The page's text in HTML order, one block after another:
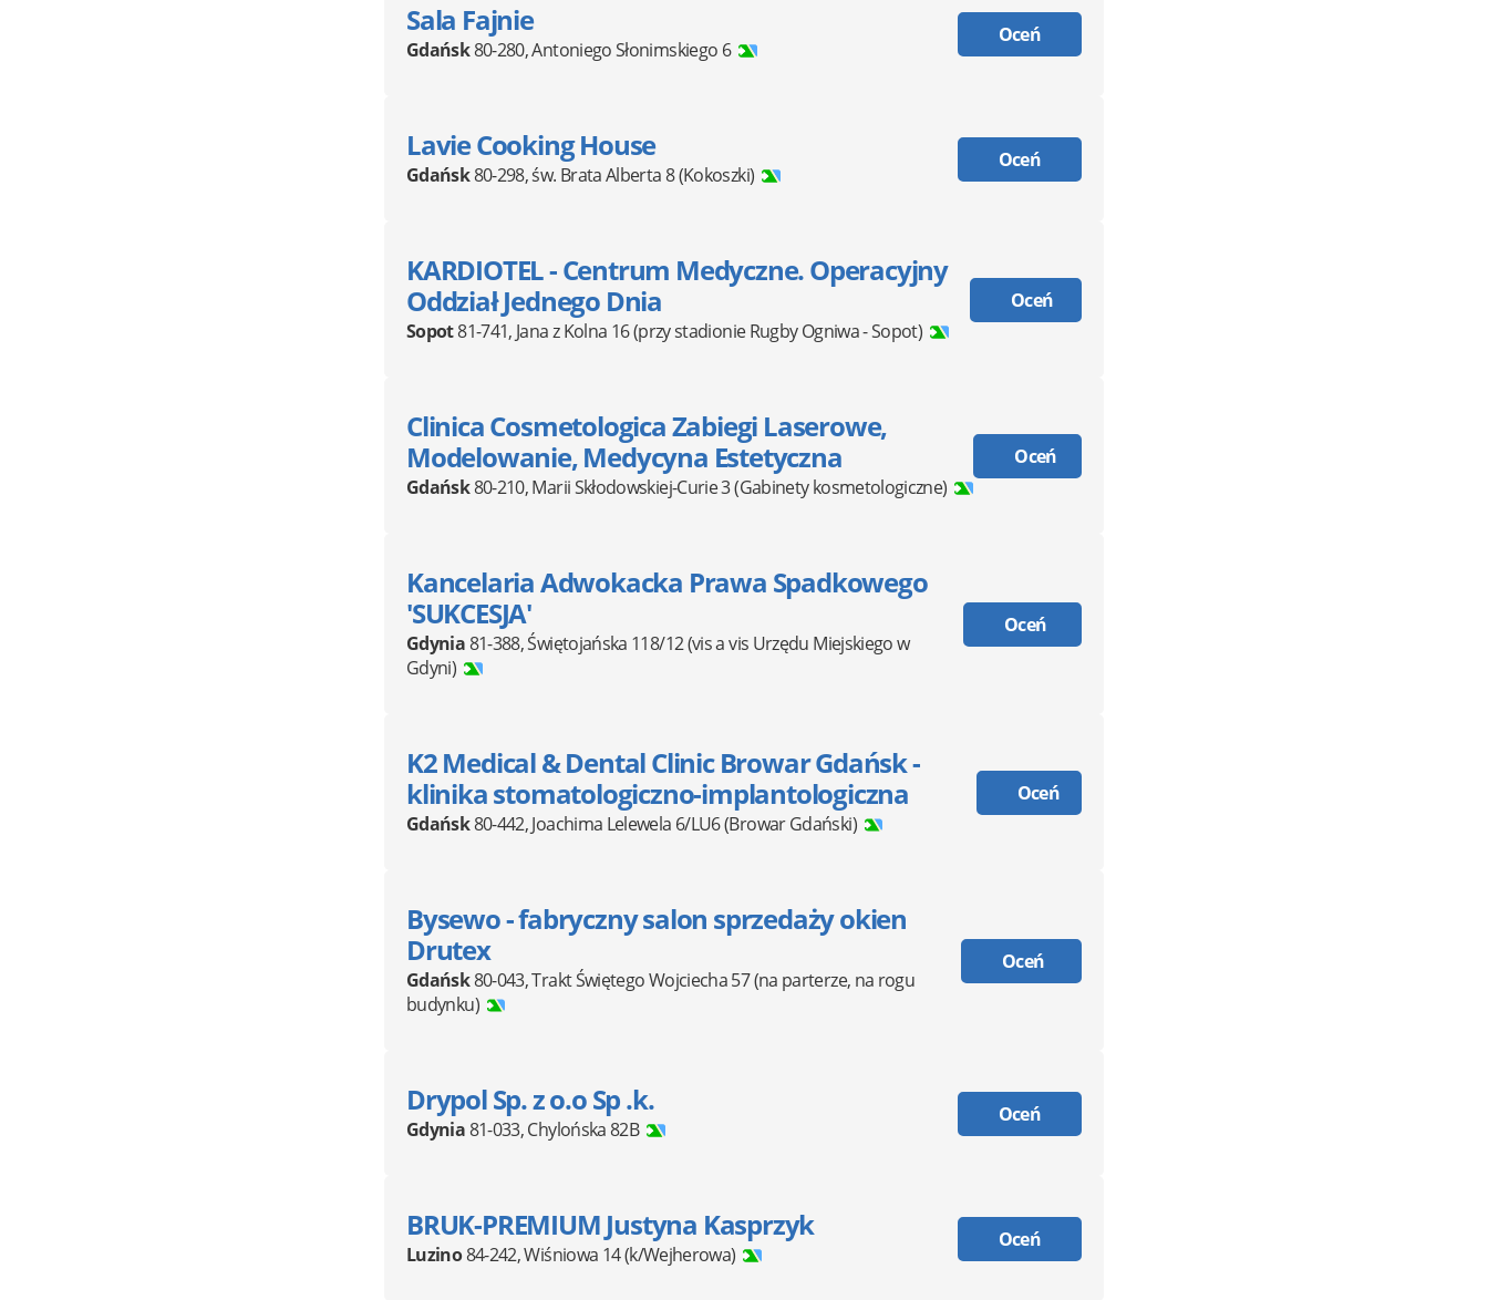
Sala Fajnie
Gdańsk80-280,Antoniego Słonimskiego 6
Oceń
Lavie Cooking House
Gdańsk80-298,św. Brata Alberta 8(Kokoszki)
Oceń
KARDIOTEL - Centrum Medyczne. Operacyjny
Oddział Jednego Dnia
Sopot81-741, Jana z Kolna 16(przy stadionie Rugby Ogniwa - Sopot)
Oceń
Clinica Cosmetologica Zabiegi Laserowe,
Modelowanie, Medycyna Estetyczna
Gdańsk80-210,Marii Skłodowskiej-Curie 3(Gabinety kosmetologiczne)
Oceń
Kancelaria Adwokacka Prawa Spadkowego
'SUKCESJA'
Gdynia81-388,Świętojańska 118/12(vis a vis Urzędu Miejskiego w
Gdyni)
Oceń
K2 Medical & Dental Clinic Browar Gdańsk -
klinika stomatologiczno-implantologiczna
Gdańsk80-442,Joachima Lelewela 6/LU6(Browar Gdański)
Oceń
Bysewo - fabryczny salon sprzedaży okien
Drutex
Gdańsk80-043,Trakt Świętego Wojciecha 57(na parterze, na rogu
budynku)
Oceń
Drypol Sp. z o.o Sp .k.
Gdynia81-033,Chylońska 82B
Oceń
BRUK-PREMIUM Justyna Kasprzyk
Luzino84-242,Wiśniowa 14(k/Wejherowa)
Oceń